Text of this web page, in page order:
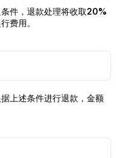
件，退款处理将收取20%
费用。
上述条件进行退款，金额